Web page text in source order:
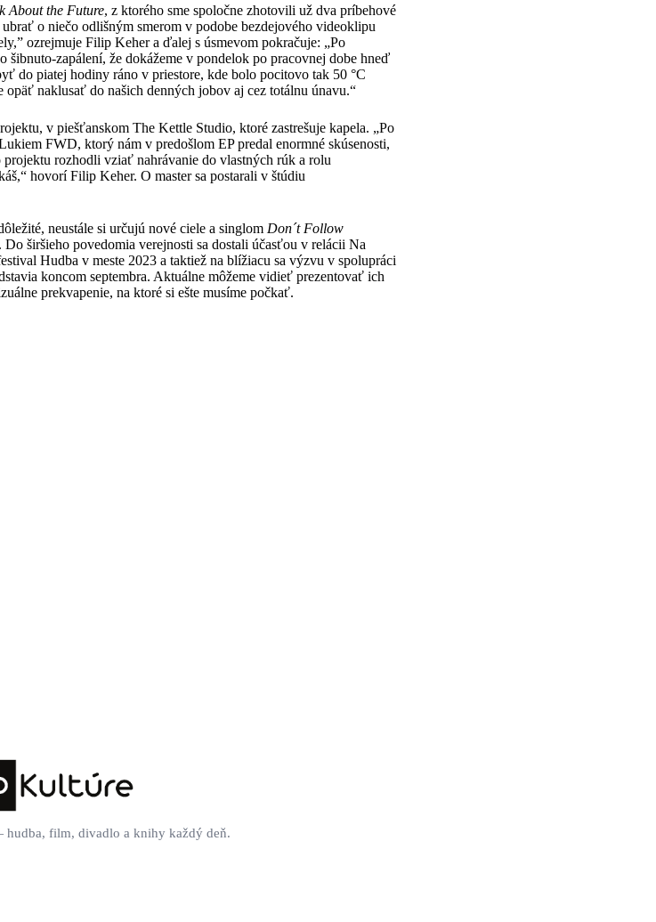
About the Future, z ktorého sme spoločne zhotovili už dva príbehové
o niečo odlišným smerom v podobe bezdejového videoklipu
ozrejmuje Filip Keher a ďalej s úsmevom pokračuje: „Po
zapálení, že dokážeme v pondelok po pracovnej dobe hneď
do piatej hodiny ráno v priestore, kde bolo pocitovo tak 50 °C
naklusať do našich denných jobov aj cez totálnu únavu.“
v piešťanskom The Kettle Studio, ktoré zastrešuje kapela. „Po
FWD, ktorý nám v predošlom EP predal enormné skúsenosti,
rozhodli vziať nahrávanie do vlastných rúk a rolu
hovorí Filip Keher. O master sa postarali v štúdiu
neustále si určujú nové ciele a singlom Don´t Follow
širšieho povedomia verejnosti sa dostali účasťou v relácii Na
Hudba v meste 2023 a taktiež na blížiacu sa výzvu v spolupráci
koncom septembra. Aktuálne môžeme vidieť prezentovať ich
prekvapenie, na ktoré si ešte musíme počkať.
film, divadlo a knihy každý deň.